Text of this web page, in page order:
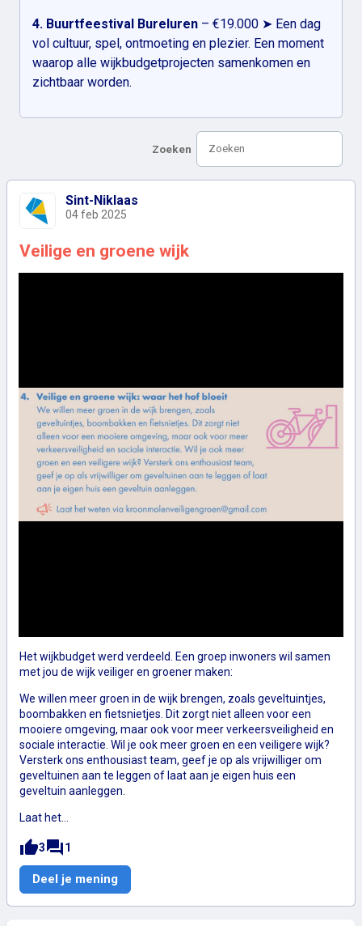
4. Buurtfeestival Bureluren – €19.000 ➤ Een dag
vol cultuur, spel, ontmoeting en plezier. Een moment
waarop alle wijkbudgetprojecten samenkomen en
zichtbaar worden.
Zoeken
Sint-Niklaas
04 feb 2025
Veilige en groene wijk
Het wijkbudget werd verdeeld. Een groep inwoners wil samen
met jou de wijk veiliger en groener maken:
We willen meer groen in de wijk brengen, zoals geveltuintjes,
boombakken en fietsnietjes. Dit zorgt niet alleen voor een
mooiere omgeving, maar ook voor meer verkeersveiligheid en
sociale interactie. Wil je ook meer groen en een veiligere wijk?
Versterk ons enthousiast team, geef je op als vrijwilliger om
geveltuinen aan te leggen of laat aan je eigen huis een
geveltuin aanleggen.
Laat het…
thumb_up3forum1
Deel je mening